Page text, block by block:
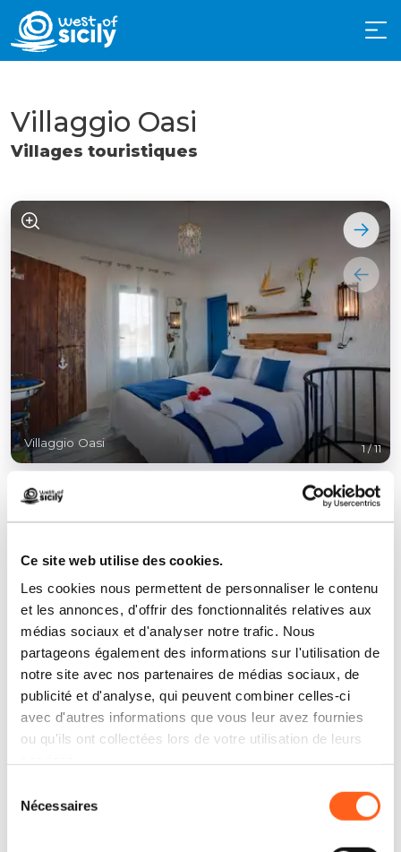
Ce site web utilise des cookies.
Les cookies nous permettent de personnaliser le contenu
et les annonces, d'offrir des fonctionnalités relatives aux
médias sociaux et d'analyser notre trafic. Nous
partageons également des informations sur l'utilisation de
notre site avec nos partenaires de médias sociaux, de
publicité et d'analyse, qui peuvent combiner celles-ci
avec d'autres informations que vous leur avez fournies
ou qu'ils ont collectées lors de votre utilisation de leurs
Nécessaires
Contacts:
C.da Camaro - Strada del cimitero
Favignana
Téléphone0923921635
E-mailinfo@loasifavignana.it
Site web
Réservez maintenant
Comment y arriver
Villaggio Oasi
Villages touristiques
Villaggio Oasi 1/11